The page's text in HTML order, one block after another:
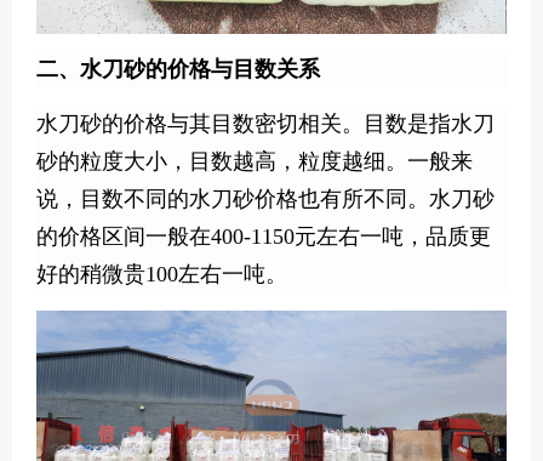
二、水刀砂的价格与目数关系
水刀砂的价格与其目数密切相关。目数是指水刀
砂的粒度大小，目数越高，粒度越细。一般来
说，目数不同的水刀砂价格也有所不同。水刀砂
的价格区间一般在400-1150元左右一吨，品质更
好的稍微贵100左右一吨。